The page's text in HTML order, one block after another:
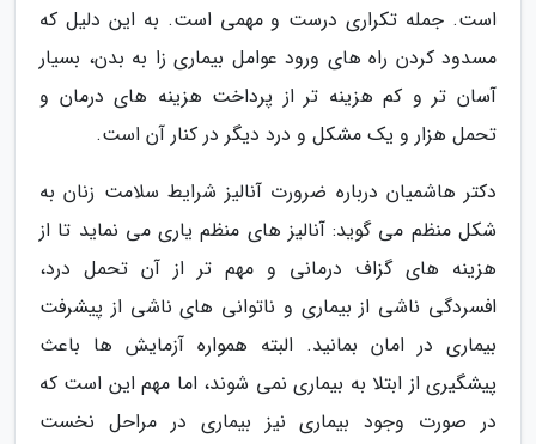
است. جمله تکراری درست و مهمی است. به این دلیل که
مسدود کردن راه های ورود عوامل بیماری زا به بدن، بسیار
آسان تر و کم هزینه تر از پرداخت هزینه های درمان و
تحمل هزار و یک مشکل و درد دیگر در کنار آن است.
دکتر هاشمیان درباره ضرورت آنالیز شرایط سلامت زنان به
شکل منظم می گوید: آنالیز های منظم یاری می نماید تا از
هزینه های گزاف درمانی و مهم تر از آن تحمل درد،
افسردگی ناشی از بیماری و ناتوانی های ناشی از پیشرفت
بیماری در امان بمانید. البته همواره آزمایش ها باعث
پیشگیری از ابتلا به بیماری نمی شوند، اما مهم این است که
در صورت وجود بیماری نیز بیماری در مراحل نخست